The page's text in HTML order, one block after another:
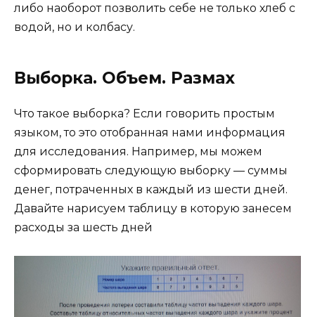
либо наоборот позволить себе не только хлеб с
водой, но и колбасу.
Выборка. Объем. Размах
Что такое выборка? Если говорить простым
языком, то это отобранная нами информация
для исследования. Например, мы можем
сформировать следующую выборку — суммы
денег, потраченных в каждый из шести дней.
Давайте нарисуем таблицу в которую занесем
расходы за шесть дней